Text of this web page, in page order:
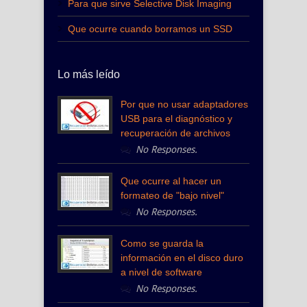
Para que sirve Selective Disk Imaging
Que ocurre cuando borramos un SSD
Lo más leído
Por que no usar adaptadores
USB para el diagnóstico y
recuperación de archivos
No Responses.
Que ocurre al hacer un
formateo de "bajo nivel"
No Responses.
Como se guarda la
información en el disco duro
a nivel de software
No Responses.